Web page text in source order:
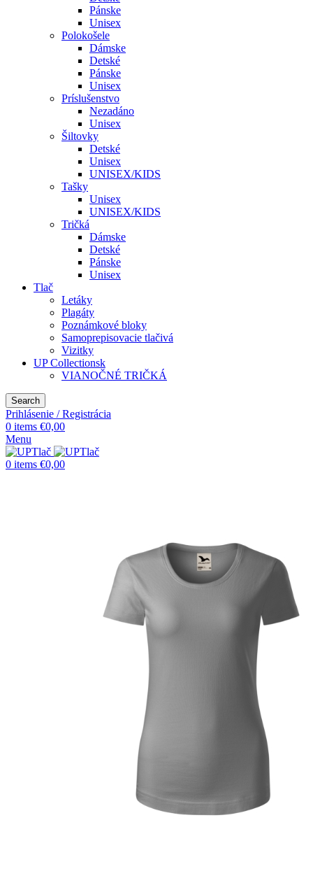
Pánske
Unisex
Polokošele
Dámske
Detské
Pánske
Unisex
Príslušenstvo
Nezadáno
Unisex
Šiltovky
Detské
Unisex
UNISEX/KIDS
Tašky
Unisex
UNISEX/KIDS
Tričká
Dámske
Detské
Pánske
Unisex
Tlač
Letáky
Plagáty
Poznámkové bloky
Samoprepisovacie tlačivá
Vizitky
UP Collectionsk
VIANOČNÉ TRIČKÁ
Search
Prihlásenie / Registrácia
0 items €0,00
Menu
0 items €0,00